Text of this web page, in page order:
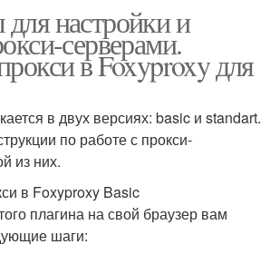
настройки и
серверами.
в Foxyproxy для
в двух версиях: basic и standart.
по работе с прокси-
из них.
в Foxyproxy Basic
плагина на свой браузер вам
шаги: